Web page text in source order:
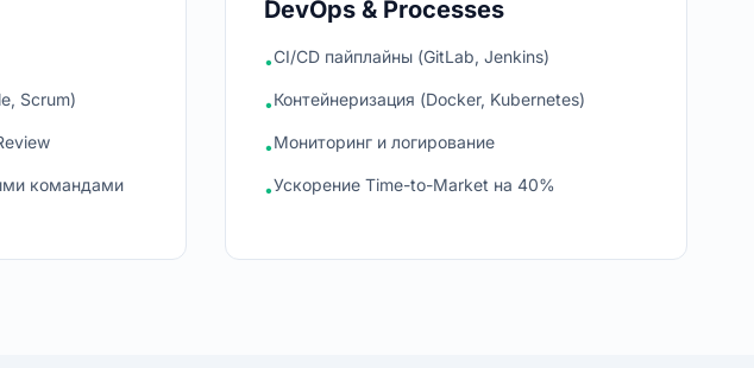
Scrum)
командами
DevOps & Processes
•CI/CD пайплайны (GitLab, Jenkins)
•Контейнеризация (Docker, Kubernetes)
•Мониторинг и логирование
•Ускорение Time-to-Market на 40%